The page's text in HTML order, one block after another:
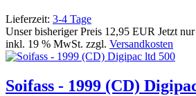
Lieferzeit: 3-4 Tage
Unser bisheriger Preis 12,95 EUR Jetzt nur
inkl. 19 % MwSt. zzgl. Versandkosten
Soifass - 1999 (CD)